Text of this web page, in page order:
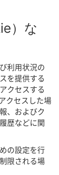
）な
利用状況の
を提供する
クセスする
クセスした場
、およびク
歴などに関
の設定を行
限される場